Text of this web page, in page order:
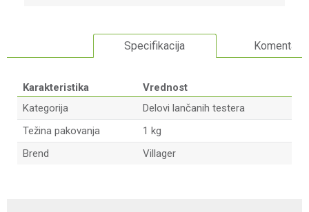
Specifikacija Komentari
Karakteristika
Vrednost
Kategorija
Delovi lančanih testera
Težina pakovanja
1 kg
Brend
Villager